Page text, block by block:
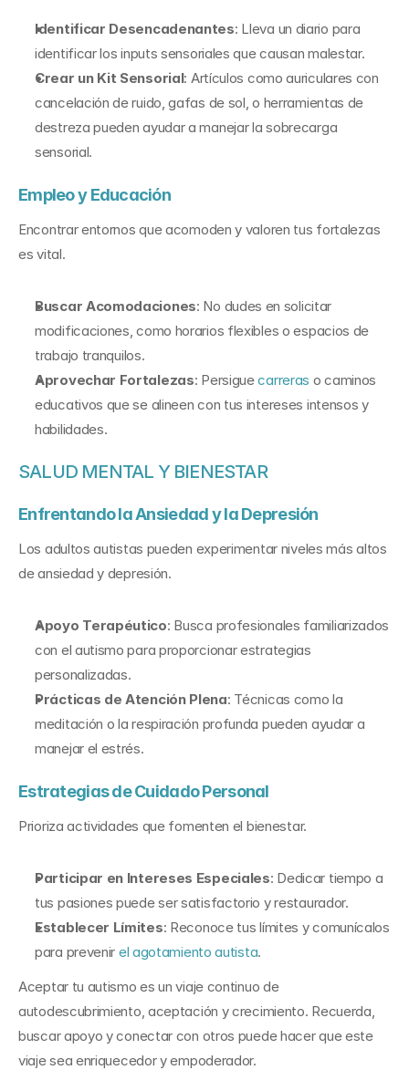
Identificar Desencadenantes: Lleva un diario para
identificar los inputs sensoriales que causan malestar.
Crear un Kit Sensorial: Artículos como auriculares con
cancelación de ruido, gafas de sol, o herramientas de
destreza pueden ayudar a manejar la sobrecarga
sensorial.
Empleo y Educación
Encontrar entornos que acomoden y valoren tus fortalezas
es vital.
Buscar Acomodaciones: No dudes en solicitar
modificaciones, como horarios flexibles o espacios de
trabajo tranquilos.
Aprovechar Fortalezas: Persigue carreras o caminos
educativos que se alineen con tus intereses intensos y
habilidades.
SALUD MENTAL Y BIENESTAR
Enfrentando la Ansiedad y la Depresión
Los adultos autistas pueden experimentar niveles más altos
de ansiedad y depresión.
Apoyo Terapéutico: Busca profesionales familiarizados
con el autismo para proporcionar estrategias
personalizadas.
Prácticas de Atención Plena: Técnicas como la
meditación o la respiración profunda pueden ayudar a
manejar el estrés.
Estrategias de Cuidado Personal
Prioriza actividades que fomenten el bienestar.
Participar en Intereses Especiales: Dedicar tiempo a
tus pasiones puede ser satisfactorio y restaurador.
Establecer Límites: Reconoce tus límites y comunícalos
para prevenir el agotamiento autista.
Aceptar tu autismo es un viaje continuo de
autodescubrimiento, aceptación y crecimiento. Recuerda,
buscar apoyo y conectar con otros puede hacer que este
viaje sea enriquecedor y empoderador.